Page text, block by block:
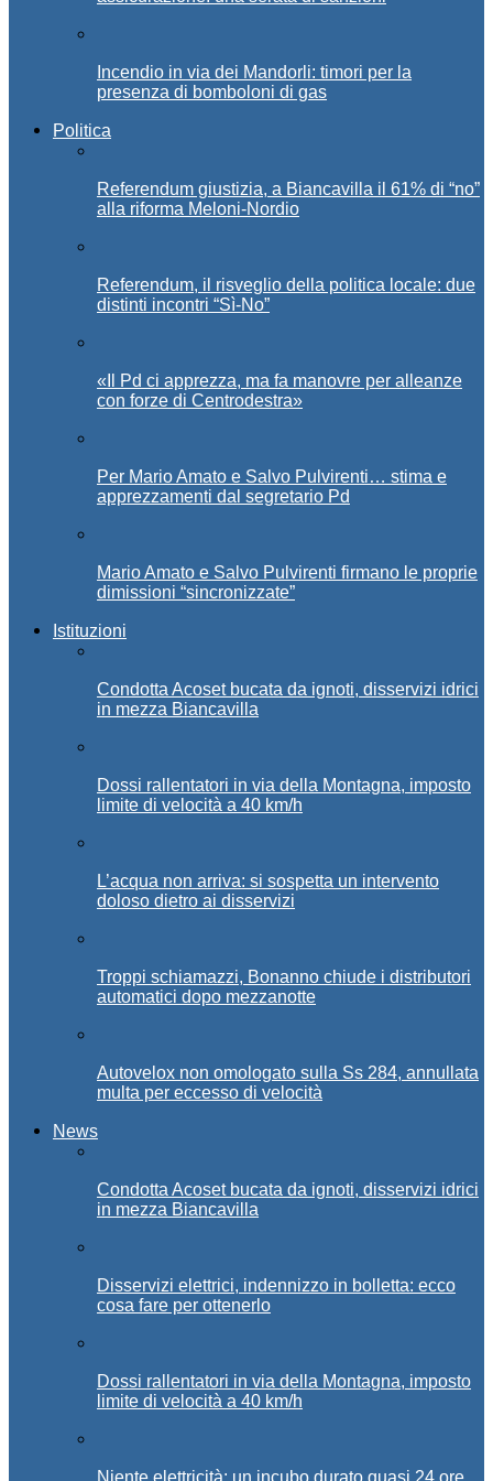
Incendio in via dei Mandorli: timori per la
presenza di bomboloni di gas
Politica
Referendum giustizia, a Biancavilla il 61% di “no”
alla riforma Meloni-Nordio
Referendum, il risveglio della politica locale: due
distinti incontri “Sì-No”
«Il Pd ci apprezza, ma fa manovre per alleanze
con forze di Centrodestra»
Per Mario Amato e Salvo Pulvirenti… stima e
apprezzamenti dal segretario Pd
Mario Amato e Salvo Pulvirenti firmano le proprie
dimissioni “sincronizzate”
Istituzioni
Condotta Acoset bucata da ignoti, disservizi idrici
in mezza Biancavilla
Dossi rallentatori in via della Montagna, imposto
limite di velocità a 40 km/h
L’acqua non arriva: si sospetta un intervento
doloso dietro ai disservizi
Troppi schiamazzi, Bonanno chiude i distributori
automatici dopo mezzanotte
Autovelox non omologato sulla Ss 284, annullata
multa per eccesso di velocità
News
Condotta Acoset bucata da ignoti, disservizi idrici
in mezza Biancavilla
Disservizi elettrici, indennizzo in bolletta: ecco
cosa fare per ottenerlo
Dossi rallentatori in via della Montagna, imposto
limite di velocità a 40 km/h